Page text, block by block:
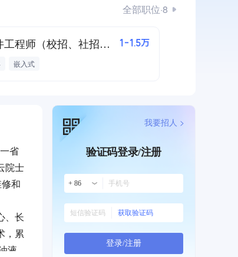
全部职位·8
嵌入式软件工程师（校招、社招同步开启） 1-1.5万
嵌入式
省
院士
和
、长
，累
液
验证码登录/注册
+ 86
获取验证码
登录/注册
我要招人 >